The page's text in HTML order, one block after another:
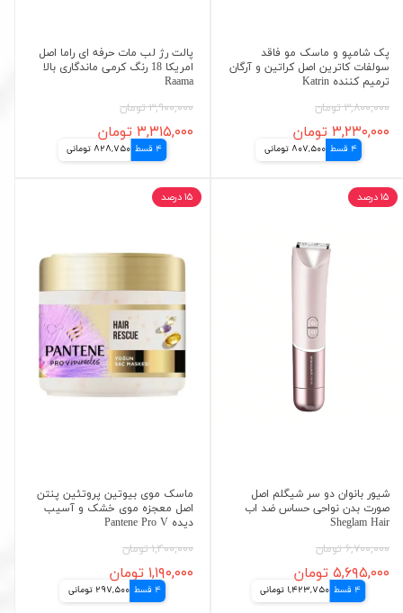
پک شامپو و ماسک مو فاقد
سولفات کاترین اصل کراتین و آرگان
ترمیم کننده Katrin
۳,۸۰۰,۰۰۰ تومان
۳,۲۳۰,۰۰۰ تومان
4 قسط 807,500 تومانی
پالت رژ لب مات حرفه ای راما اصل
امریکا 18 رنگ کرمی ماندگاری بالا
Raama
۳,۹۰۰,۰۰۰ تومان
۳,۳۱۵,۰۰۰ تومان
4 قسط 828,750 تومانی
شیور بانوان دو سر شیگلم اصل
صورت بدن نواحی حساس ضد اب
Sheglam Hair
۶,۷۰۰,۰۰۰ تومان
۵,۶۹۵,۰۰۰ تومان
4 قسط 1,423,750 تومانی
۱۵ درصد
ماسک موی بیوتین پروتئین پنتن
اصل معجزه موی خشک و آسیب
دیده Pantene Pro V
۱,۴۰۰,۰۰۰ تومان
۱,۱۹۰,۰۰۰ تومان
4 قسط 297,500 تومانی
۱۵ درصد